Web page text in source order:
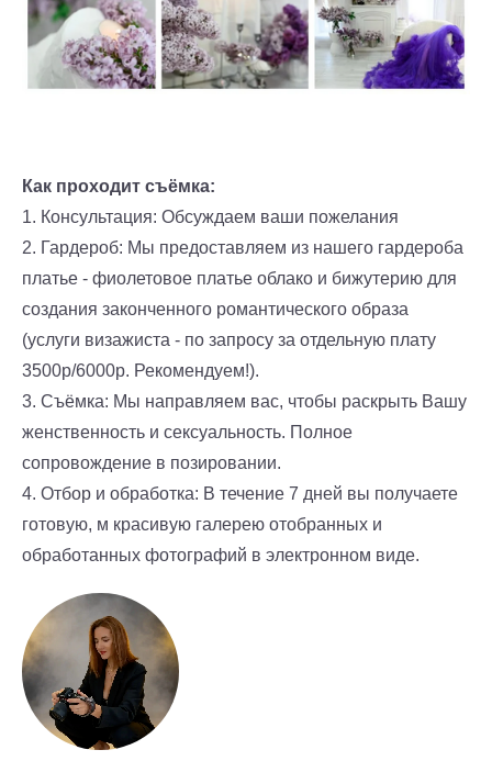
Как проходит съёмка:
1. Консультация: Обсуждаем ваши пожелания
2. Гардероб: Мы предоставляем из нашего гардероба
платье - фиолетовое платье облако и бижутерию для
создания законченного романтического образа
(услуги визажиста - по запросу за отдельную плату
3500р/6000р. Рекомендуем!).
3. Съёмка: Мы направляем вас, чтобы раскрыть Вашу
женственность и сексуальность. Полное
сопровождение в позировании.
4. Отбор и обработка: В течение 7 дней вы получаете
готовую, м красивую галерею отобранных и
обработанных фотографий в электронном виде.